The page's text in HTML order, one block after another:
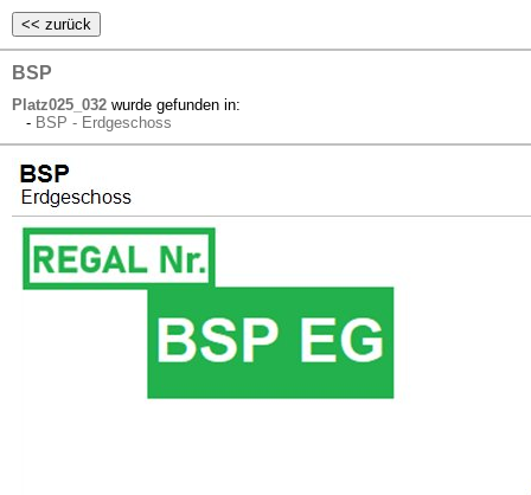
BSP
Platz025_032 wurde gefunden in:
- BSP - Erdgeschoss